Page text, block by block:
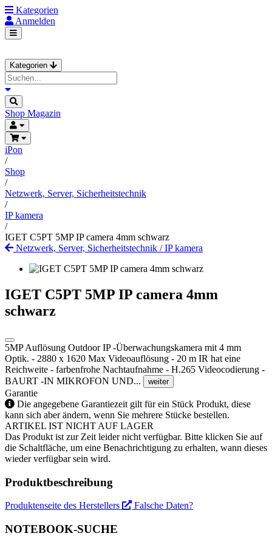
Kategorien
Anmelden
Kategorien
Shop Magazin
iPon
/
Shop
/
Netzwerk, Server, Sicherheitstechnik
/
IP kamera
/
IGET C5PT 5MP IP camera 4mm schwarz
Netzwerk, Server, Sicherheitstechnik /IP kamera
IGET C5PT 5MP IP camera 4mm
schwarz
5MP Auflösung Outdoor IP -Überwachungskamera mit 4 mm
Optik. - 2880 x 1620 Max Videoauflösung - 20 m IR hat eine
Reichweite - farbenfrohe Nachtaufnahme - H.265 Videocodierung -
BAURT -IN MIKROFON UND...
weiter
Garantie
Die angegebene Garantiezeit gilt für ein Stück Produkt, diese
kann sich aber ändern, wenn Sie mehrere Stücke bestellen.
ARTIKEL IST NICHT AUF LAGER
Das Produkt ist zur Zeit leider nicht verfügbar. Bitte klicken Sie auf
die Schaltfläche, um eine Benachrichtigung zu erhalten, wann dieses
wieder verfügbar sein wird.
Produktbeschreibung
Produktenseite des Herstellers Falsche Daten?
NOTEBOOK-SUCHE